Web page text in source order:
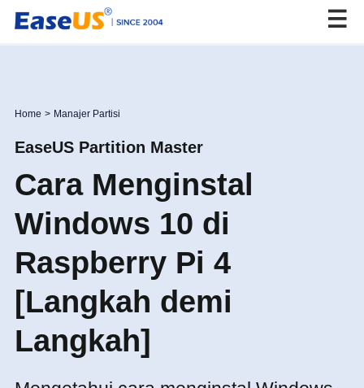
Home > Manajer Partisi
EaseUS Partition Master
Cara Menginstal
Windows 10 di
Raspberry Pi 4
[Langkah demi
Langkah]